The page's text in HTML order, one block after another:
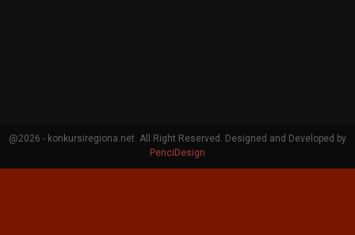
@2026 - konkursiregiona.net. All Right Reserved. Designed and Developed by
PenciDesign